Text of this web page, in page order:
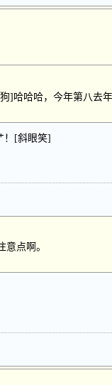
]哈哈哈，今年第八去
！[斜眼笑]
点啊。